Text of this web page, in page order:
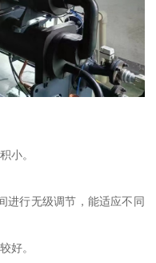
小。
进行无级调节，能适应不同
好。